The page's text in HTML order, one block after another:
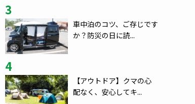
3
車中泊のコツ、ご存じです
か？防災の日に読...
4
【アウトドア】クマの心
配なく、安心してキ...